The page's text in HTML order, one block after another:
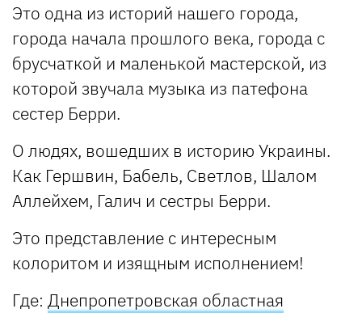
Это одна из историй нашего города,
города начала прошлого века, города с
брусчаткой и маленькой мастерской, из
которой звучала музыка из патефона
сестер Берри.
О людях, вошедших в историю Украины.
Как Гершвин, Бабель, Светлов, Шалом
Аллейхем, Галич и сестры Берри.
Это представление с интересным
колоритом и изящным исполнением!
Где: Днепропетровская областная